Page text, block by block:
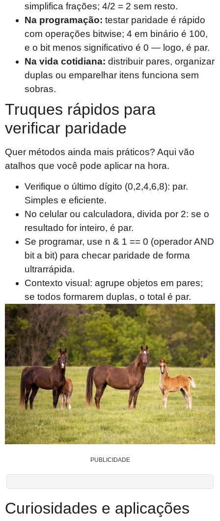
simplifica frações; 4/2 = 2 sem resto.
Na programação: testar paridade é rápido
com operações bitwise; 4 em binário é 100,
e o bit menos significativo é 0 — logo, é par.
Na vida cotidiana: distribuir pares, organizar
duplas ou emparelhar itens funciona sem
sobras.
Truques rápidos para
verificar paridade
Quer métodos ainda mais práticos? Aqui vão
atalhos que você pode aplicar na hora.
Verifique o último dígito (0,2,4,6,8): par.
Simples e eficiente.
No celular ou calculadora, divida por 2: se o
resultado for inteiro, é par.
Se programar, use n & 1 == 0 (operador AND
bit a bit) para checar paridade de forma
ultrarrápida.
Contexto visual: agrupe objetos em pares;
se todos formarem duplas, o total é par.
PUBLICIDADE
Curiosidades e aplicações